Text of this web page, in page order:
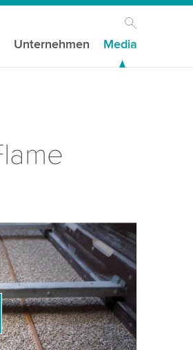
Unternehmen Media
um den YouTube-
um Videoinhalte
sammeln kann.
akzeptieren Sie den